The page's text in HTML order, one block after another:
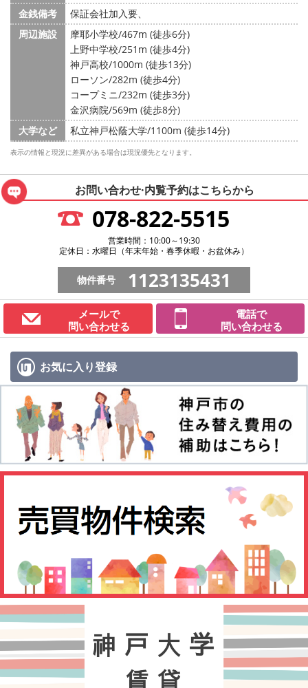
金銭備考
保証会社加入要、
周辺施設
摩耶小学校/467m (徒歩6分)
上野中学校/251m (徒歩4分)
神戸高校/1000m (徒歩13分)
ローソン/282m (徒歩4分)
コープミニ/232m (徒歩3分)
金沢病院/569m (徒歩8分)
大学など
私立神戸松蔭大学/1100m (徒歩14分)
表示の情報と現況に差異がある場合は現況優先となります。
お問い合わせ·内覧予約はこちらから
078-822-5515
営業時間：10:00～19:30
定休日：水曜日（年末年始・春季休暇・お盆休み）
物件番号 1123135431
メールで
問い合わせる
電話で
問い合わせる
お気に入り登録